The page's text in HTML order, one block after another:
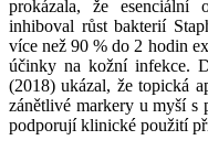
prokázala, že
inhiboval růst bakterií
více než 90 % do 2 hodin
účinky na kožní infekce.
(2018) ukázal, že topická
zánětlivé markery u myší s
podporují klinické použití